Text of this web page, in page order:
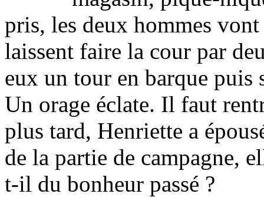
pris, les deux hommes
laissent faire la cour par
eux un tour en barque puis
Un orage éclate. Il faut
plus tard, Henriette a
de la partie de campagne,
t-il du bonheur passé ?